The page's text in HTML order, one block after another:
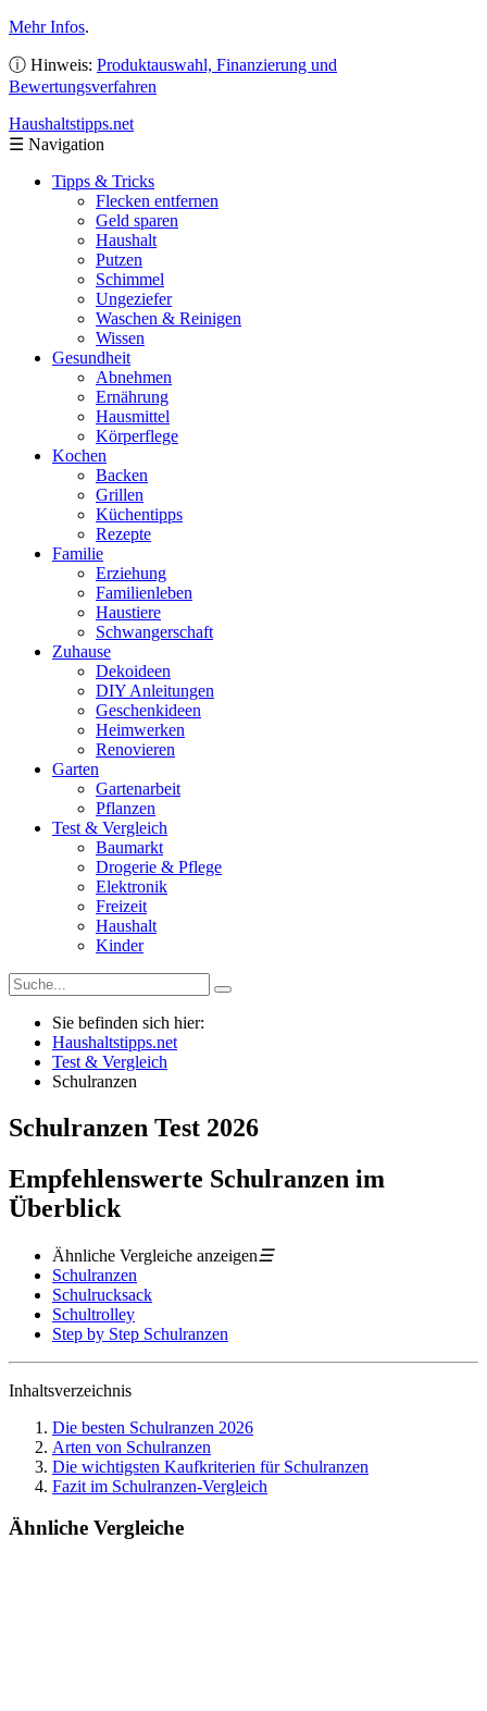
Mehr Infos.
ⓘ Hinweis: Produktauswahl, Finanzierung und
Bewertungsverfahren
Haushaltstipps.net
☰ Navigation
Tipps & Tricks
Flecken entfernen
Geld sparen
Haushalt
Putzen
Schimmel
Ungeziefer
Waschen & Reinigen
Wissen
Gesundheit
Abnehmen
Ernährung
Hausmittel
Körperflege
Kochen
Backen
Grillen
Küchentipps
Rezepte
Familie
Erziehung
Familienleben
Haustiere
Schwangerschaft
Zuhause
Dekoideen
DIY Anleitungen
Geschenkideen
Heimwerken
Renovieren
Garten
Gartenarbeit
Pflanzen
Test & Vergleich
Baumarkt
Drogerie & Pflege
Elektronik
Freizeit
Haushalt
Kinder
Sie befinden sich hier:
Haushaltstipps.net
Test & Vergleich
Schulranzen
Schulranzen Test 2026
Empfehlenswerte Schulranzen im
Überblick
Ähnliche Vergleiche anzeigen☰
Schulranzen
Schulrucksack
Schultrolley
Step by Step Schulranzen
Inhaltsverzeichnis
Die besten Schulranzen 2026
Arten von Schulranzen
Die wichtigsten Kaufkriterien für Schulranzen
Fazit im Schulranzen-Vergleich
Ähnliche Vergleiche